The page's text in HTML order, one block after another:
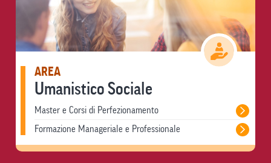
AREA
Umanistico Sociale
Master e Corsi di Perfezionamento
Formazione Manageriale e Professionale